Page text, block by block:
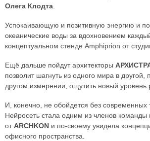
Олега Клодта
Успокаивающую и позитивную энергию и
океанические воды за вдохновением
концептуальном стенде Amphiprion от
Ещё дальше пойдут архитекторы
позволит шагнуть из одного мира в другой,
другом измерении, ощутить новый уровень
И, конечно, не обойдется без современных
Нейросеть стала одним из членов команды
отARCHKON и по-своему увидела
офисного пространства.